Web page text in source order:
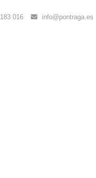
016 info@pontraga.es